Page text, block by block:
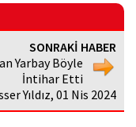
SONRAKİ HABER
Yarbay Böyle
İntihar Etti
Yıldız, 01 Nis 2024